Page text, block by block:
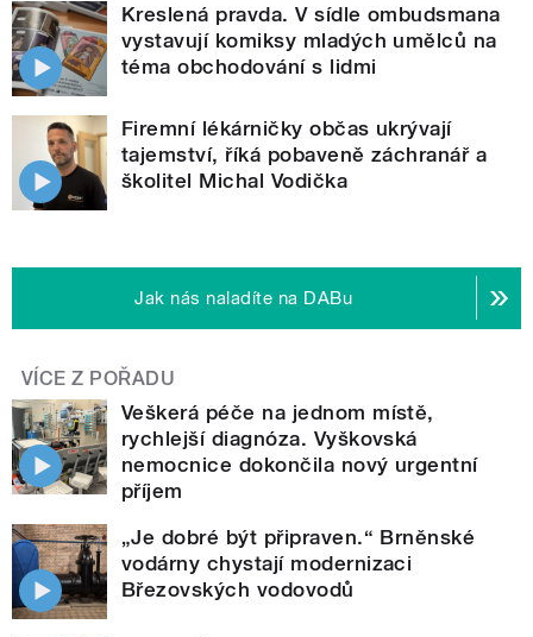
Kreslená pravda. V sídle ombudsmana
vystavují komiksy mladých umělců na
téma obchodování s lidmi
Firemní lékárničky občas ukrývají
tajemství, říká pobaveně záchranář a
školitel Michal Vodička
Jak nás naladíte na DABu
VÍCE Z POŘADU
Veškerá péče na jednom místě,
rychlejší diagnóza. Vyškovská
nemocnice dokončila nový urgentní
příjem
„Je dobré být připraven.“ Brněnské
vodárny chystají modernizaci
Březovských vodovodů